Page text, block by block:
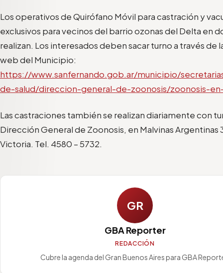
Los operativos de Quirófano Móvil para castración y
exclusivos para vecinos del barrioozonas del Delta en
realizan. Los interesados deben sacar turno a través de
web del Municipio:
https://www.sanfernando.gob.ar/municipio/
de-salud/direccion-general-de-zoonosis/zoonosis-
Las castraciones también se realizan diariamente con
Dirección General de Zoonosis, en Malvinas Argentinas
Victoria. Tel. 4580 – 5732.
GR
GBA Reporter
REDACCIÓN
Cubre la agenda del Gran Buenos Aires para GBA